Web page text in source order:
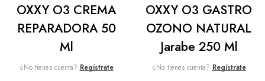
OXXY O3 CREMA
REPARADORA 50
Ml
¿No tienes cuenta? Regístrate
OXXY O3 GASTRO
OZONO NATURAL
Jarabe 250 Ml
¿No tienes cuenta? Regístrate